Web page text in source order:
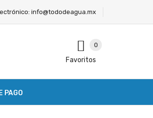
info@tododeagua.mx
0
Favoritos
PAGO